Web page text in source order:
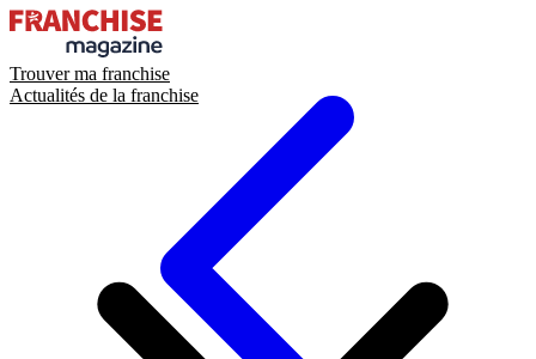
Trouver ma franchise
Actualités de la franchise